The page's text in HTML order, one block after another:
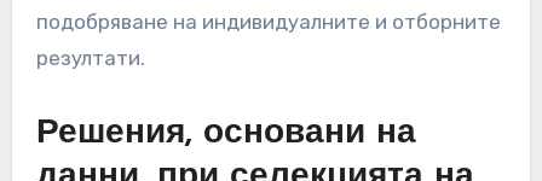
подобряване на индивидуалните и отборните
резултати.
Решения, основани на